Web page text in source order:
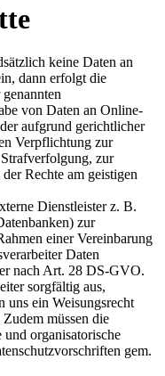
keine Daten an
dann erfolgt die
von Daten an Online-
aufgrund gerichtlicher
Verpflichtung zur
zur
Rechte am geistigen
Dienstleister z. B.
zur
einer Vereinbarung
Daten
nach Art. 28 DS-GVO.
sorgfältig aus,
uns ein Weisungsrecht
müssen die
und organisatorische
gem.